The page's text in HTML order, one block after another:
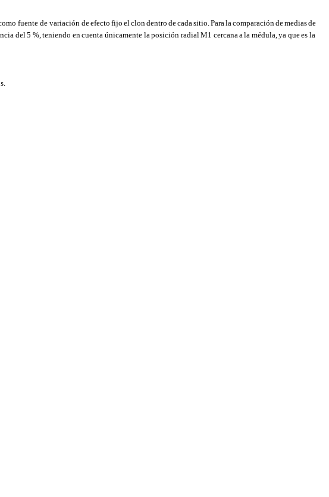
fuente de variación deefecto fijo el clon dentro decada sitio. Para la comparación demediasde
del 5 %, teniendo en cuenta únicamente la posición radial M1 cercana a la médula, ya quees la